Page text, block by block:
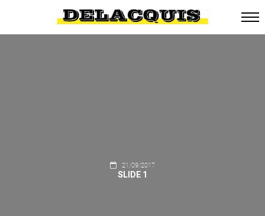
21/09/2017
SLIDE 1